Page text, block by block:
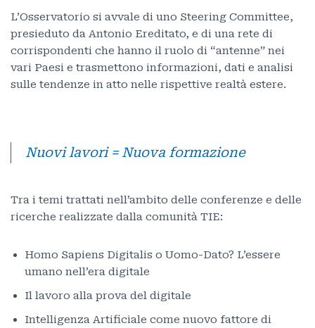
L’Osservatorio si avvale di uno Steering Committee,
presieduto da Antonio Ereditato, e di una rete di
corrispondenti che hanno il ruolo di “antenne” nei
vari Paesi e trasmettono informazioni, dati e analisi
sulle tendenze in atto nelle rispettive realtà estere.
Nuovi lavori = Nuova formazione
Tra i temi trattati nell’ambito delle conferenze e delle
ricerche realizzate dalla comunità TIE:
Homo Sapiens Digitalis o Uomo-Dato? L’essere
umano nell’era digitale
Il lavoro alla prova del digitale
Intelligenza Artificiale come nuovo fattore di